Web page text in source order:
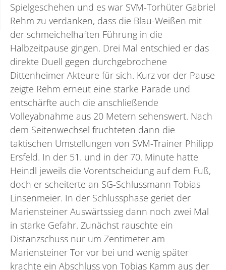
Spielgeschehen und es war SVM-Torhüter Gabriel
Rehm zu verdanken, dass die Blau-Weißen mit
der schmeichelhaften Führung in die
Halbzeitpause gingen. Drei Mal entschied er das
direkte Duell gegen durchgebrochene
Dittenheimer Akteure für sich. Kurz vor der Pause
zeigte Rehm erneut eine starke Parade und
entschärfte auch die anschließende
Volleyabnahme aus 20 Metern sehenswert. Nach
dem Seitenwechsel fruchteten dann die
taktischen Umstellungen von SVM-Trainer Philipp
Ersfeld. In der 51. und in der 70. Minute hatte
Heindl jeweils die Vorentscheidung auf dem Fuß,
doch er scheiterte an SG-Schlussmann Tobias
Linsenmeier. In der Schlussphase geriet der
Mariensteiner Auswärtssieg dann noch zwei Mal
in starke Gefahr. Zunächst rauschte ein
Distanzschuss nur um Zentimeter am
Mariensteiner Tor vor bei und wenig später
krachte ein Abschluss von Tobias Kamm aus der